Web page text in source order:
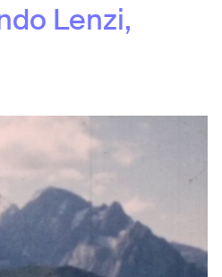
Lenzi,